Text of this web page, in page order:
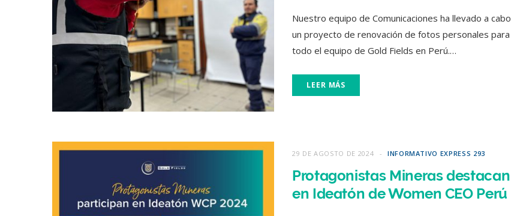
Nuestro equipo de Comunicaciones ha llevado a cabo
un proyecto de renovación de fotos personales para
todo el equipo de Gold Fields en Perú.…
LEER MÁS
29 DE AGOSTO DE 2024 INFORMATIVO EXPRESS 293
Protagonistas Mineras destacan
en Ideatón de Women CEO Perú